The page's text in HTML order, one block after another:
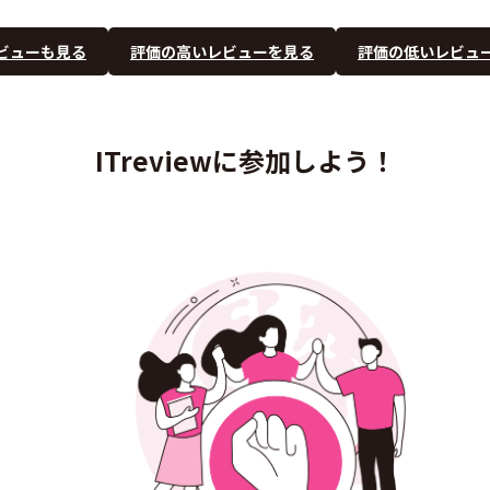
ューも見る 評価の高いレビューを見る 評価の低いレビュ
ITreviewに参加しよう！